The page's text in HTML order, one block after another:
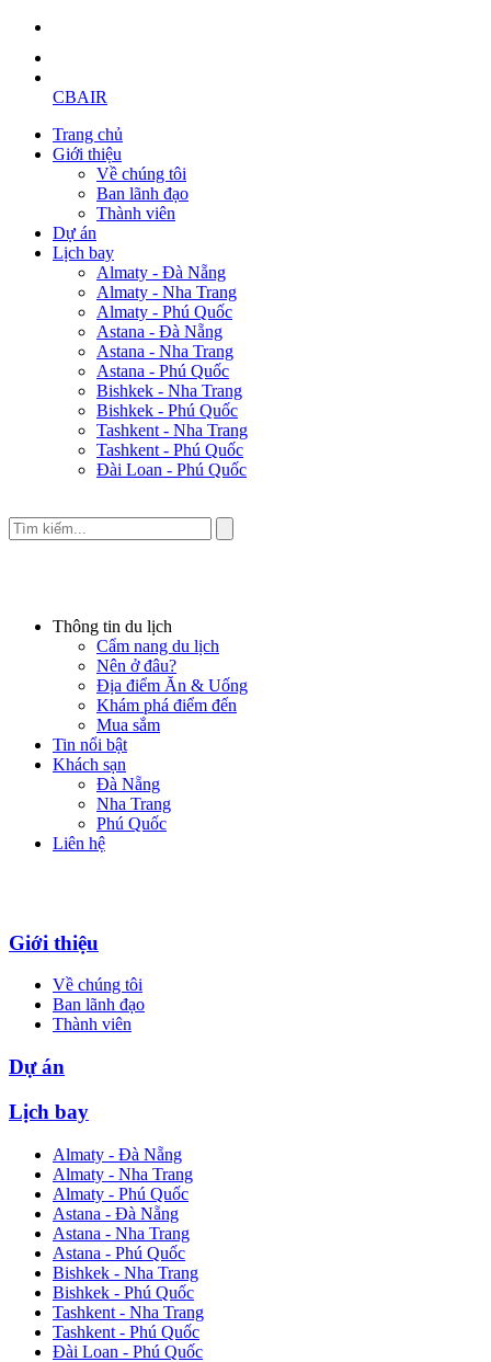
CBAIR
Trang chủ
Giới thiệu
Về chúng tôi
Ban lãnh đạo
Thành viên
Dự án
Lịch bay
Almaty - Đà Nẵng
Almaty - Nha Trang
Almaty - Phú Quốc
Astana - Đà Nẵng
Astana - Nha Trang
Astana - Phú Quốc
Bishkek - Nha Trang
Bishkek - Phú Quốc
Tashkent - Nha Trang
Tashkent - Phú Quốc
Đài Loan - Phú Quốc
Thông tin du lịch
Cẩm nang du lịch
Nên ở đâu?
Địa điểm Ăn & Uống
Khám phá điểm đến
Mua sắm
Tin nổi bật
Khách sạn
Đà Nẵng
Nha Trang
Phú Quốc
Liên hệ
Giới thiệu
Về chúng tôi
Ban lãnh đạo
Thành viên
Dự án
Lịch bay
Almaty - Đà Nẵng
Almaty - Nha Trang
Almaty - Phú Quốc
Astana - Đà Nẵng
Astana - Nha Trang
Astana - Phú Quốc
Bishkek - Nha Trang
Bishkek - Phú Quốc
Tashkent - Nha Trang
Tashkent - Phú Quốc
Đài Loan - Phú Quốc